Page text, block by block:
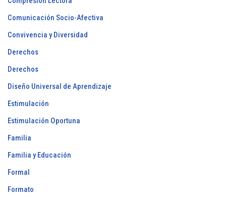
Comunicación Socio-Afectiva
Convivencia y Diversidad
Derechos
Derechos
Diseño Universal de Aprendizaje
Estimulación
Estimulación Oportuna
Familia
Familia y Educación
Formal
Formato